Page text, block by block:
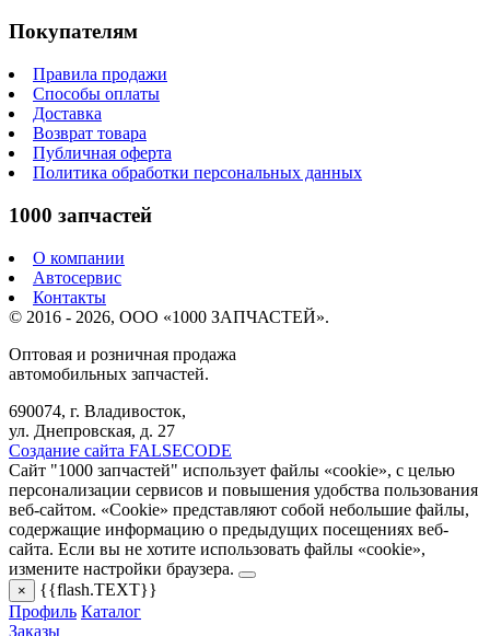
Покупателям
Правила продажи
Способы оплаты
Доставка
Возврат товара
Публичная оферта
Политика обработки персональных данных
1000 запчастей
О компании
Автосервис
Контакты
© 2016 - 2026, ООО «1000 ЗАПЧАСТЕЙ».
Оптовая и розничная продажа
автомобильных запчастей.
690074, г. Владивосток,
ул. Днепровская, д. 27
Создание сайта FALSECODE
Сайт "1000 запчастей" использует файлы «cookie», с целью
персонализации сервисов и повышения удобства пользования
веб-сайтом. «Cookie» представляют собой небольшие файлы,
содержащие информацию о предыдущих посещениях веб-
сайта. Если вы не хотите использовать файлы «cookie»,
измените настройки браузера.
×
{{flash.TEXT}}
Профиль Каталог
Заказы